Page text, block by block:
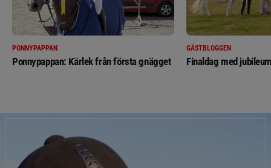
PONNYPAPPAN
Ponnypappan: Kärlek från första gnägget
GÄSTBLOGGEN
Finaldag med